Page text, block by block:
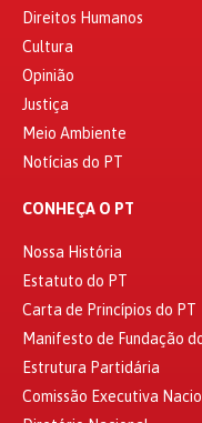
Direitos Humanos
Cultura
Opinião
Justiça
Meio Ambiente
Notícias do PT
CONHEÇA O PT
Nossa História
Estatuto do PT
Carta de Princípios do PT
Manifesto de Fundação
Estrutura Partidária
Comissão Executiva